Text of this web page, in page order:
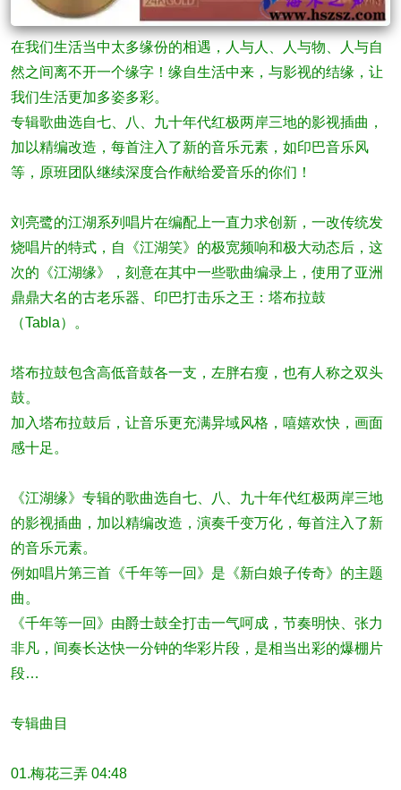
在我们生活当中太多缘份的相遇，人与人、人与物、人与自
然之间离不开一个缘字！缘自生活中来，与影视的结缘，让
我们生活更加多姿多彩。
专辑歌曲选自七、八、九十年代红极两岸三地的影视插曲，
加以精编改造，每首注入了新的音乐元素，如印巴音乐风
等，原班团队继续深度合作献给爱音乐的你们！
刘亮鹭的江湖系列唱片在编配上一直力求创新，一改传统发
烧唱片的特式，自《江湖笑》的极宽频响和极大动态后，这
次的《江湖缘》，刻意在其中一些歌曲编录上，使用了亚洲
鼎鼎大名的古老乐器、印巴打击乐之王：塔布拉鼓
（Tabla）。
塔布拉鼓包含高低音鼓各一支，左胖右瘦，也有人称之双头
鼓。
加入塔布拉鼓后，让音乐更充满异域风格，嘻嬉欢快，画面
感十足。
《江湖缘》专辑的歌曲选自七、八、九十年代红极两岸三地
的影视插曲，加以精编改造，演奏千变万化，每首注入了新
的音乐元素。
例如唱片第三首《千年等一回》是《新白娘子传奇》的主题
曲。
《千年等一回》由爵士鼓全打击一气呵成，节奏明快、张力
非凡，间奏长达快一分钟的华彩片段，是相当出彩的爆棚片
段…
专辑曲目
01.梅花三弄 04:48